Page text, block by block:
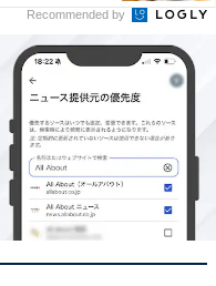
Recommended by